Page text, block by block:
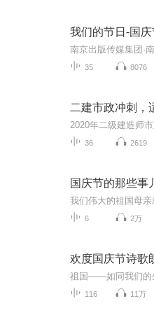
我们的节日-国庆
35 8076
二建市政冲刺，
36 2619
国庆节的那些事
6 2万
欢度国庆节诗
116 11万